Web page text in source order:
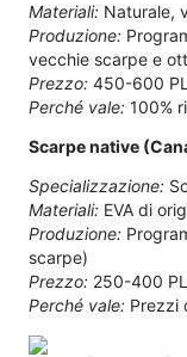
Materiali: Naturale,
Produzione:
vecchie scarpe e
Prezzo: 450-600
Perché vale: 100%
Scarpe native
Specializzazione:
Materiali: EVA di
Produzione:
scarpe)
Prezzo: 250-400
Perché vale: Prezzi